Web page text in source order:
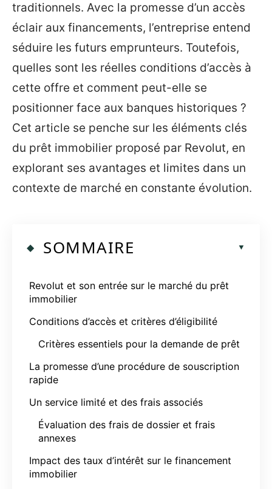
traditionnels. Avec la promesse d’un accès
éclair aux financements, l’entreprise entend
séduire les futurs emprunteurs. Toutefois,
quelles sont les réelles conditions d’accès à
cette offre et comment peut-elle se
positionner face aux banques historiques ?
Cet article se penche sur les éléments clés
du prêt immobilier proposé par Revolut, en
explorant ses avantages et limites dans un
contexte de marché en constante évolution.
SOMMAIRE
Revolut et son entrée sur le marché du prêt
immobilier
Conditions d’accès et critères d’éligibilité
Critères essentiels pour la demande de prêt
La promesse d’une procédure de souscription
rapide
Un service limité et des frais associés
Évaluation des frais de dossier et frais
annexes
Impact des taux d’intérêt sur le financement
immobilier